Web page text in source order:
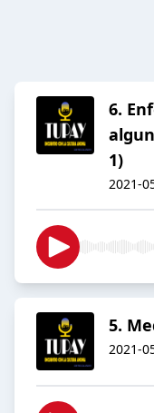
6.
1)
2021-
5.
2021-